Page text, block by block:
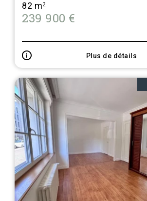
82 m2
239 900 €
Plus de détails